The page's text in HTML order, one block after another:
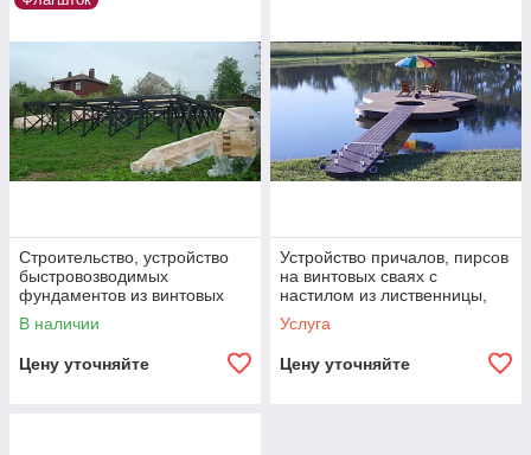
Строительство, устройство
быстровозводимых
фундаментов из винтовых
свай для заборов,
ограждений, домов, зданий
В наличии
Цену уточняйте
Устройство причалов, пирсов
на винтовых сваях с
настилом из лиственницы,
террасной доски
Услуга
Цену уточняйте